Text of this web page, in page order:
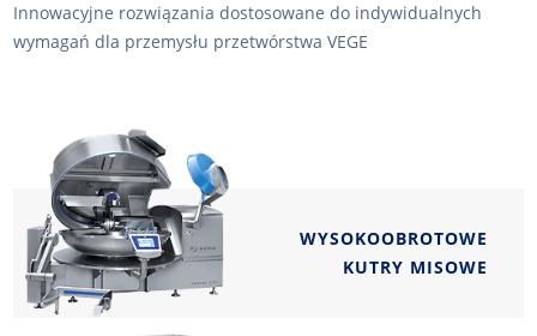
Innowacyjne rozwiązania dostosowane do indywidualnych
wymagań dla przemysłu przetwórstwa VEGE
WYSOKOOBROTOWE
KUTRY MISOWE